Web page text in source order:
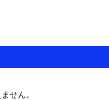
せん。